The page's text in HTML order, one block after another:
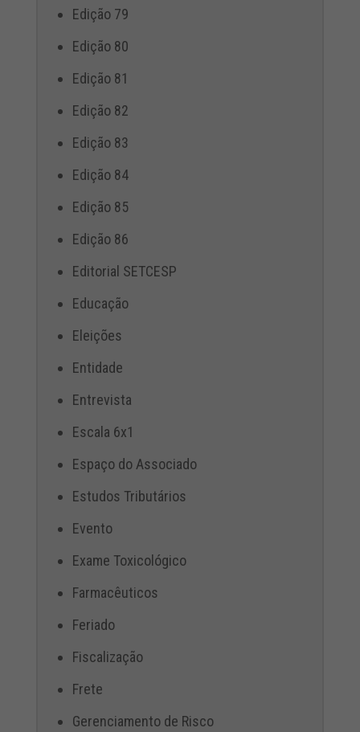
Edição 79
Edição 80
Edição 81
Edição 82
Edição 83
Edição 84
Edição 85
Edição 86
Editorial SETCESP
Educação
Eleições
Entidade
Entrevista
Escala 6x1
Espaço do Associado
Estudos Tributários
Evento
Exame Toxicológico
Farmacêuticos
Feriado
Fiscalização
Frete
Gerenciamento de Risco